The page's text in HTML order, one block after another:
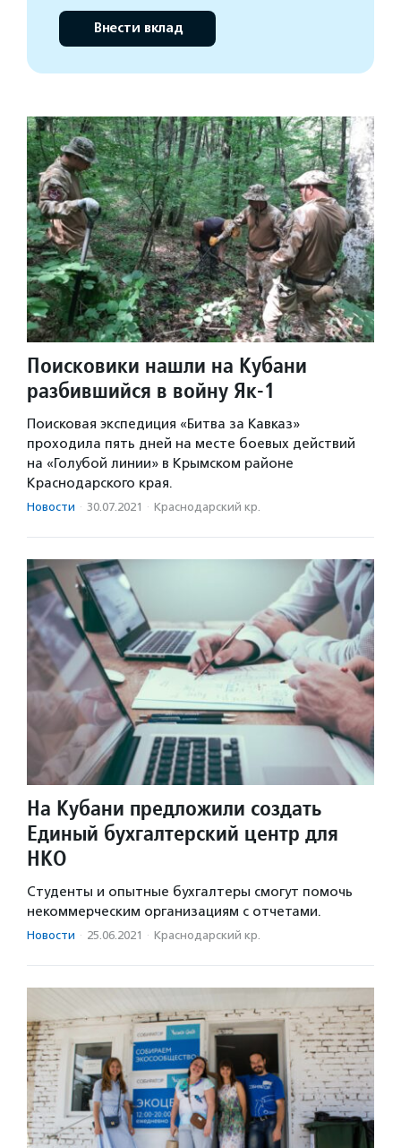
Внести вклад
Поисковики нашли на Кубани
разбившийся в войну Як-1
Поисковая экспедиция «Битва за Кавказ»
проходила пять дней на месте боевых действий
на «Голубой линии» в Крымском районе
Краснодарского края.
Новости · 30.07.2021 · Краснодарский кр.
На Кубани предложили создать
Единый бухгалтерский центр для
НКО
Студенты и опытные бухгалтеры смогут помочь
некоммерческим организациям с отчетами.
Новости · 25.06.2021 · Краснодарский кр.